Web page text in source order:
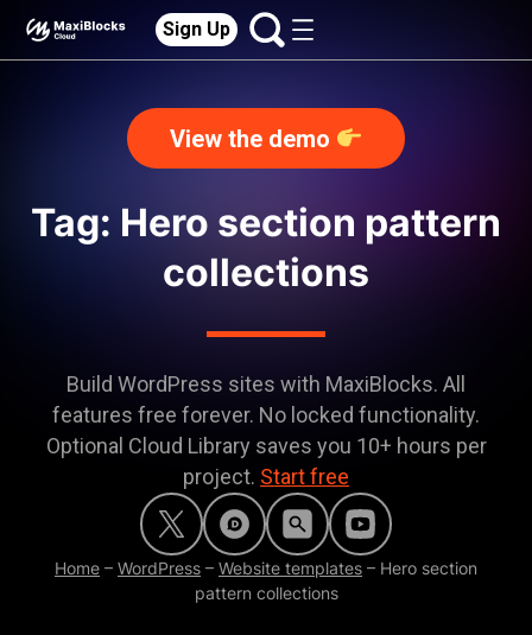
Sign Up
View the demo
Tag: Hero section pattern
collections
Build WordPress sites with MaxiBlocks. All
features free forever. No locked functionality.
Optional Cloud Library saves you 10+ hours per
project. Start free
Home – WordPress – Website templates – Hero section
pattern collections